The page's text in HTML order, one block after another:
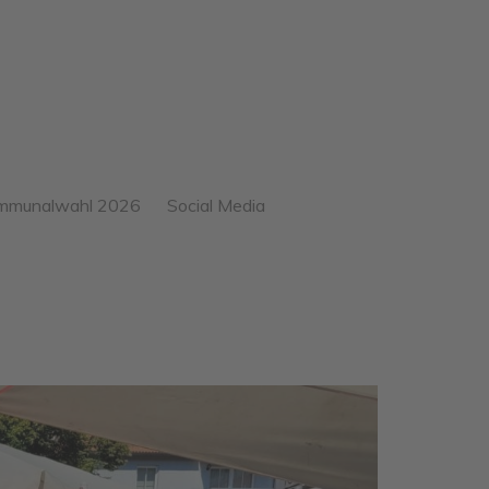
2026
Vita von Claudia O`Hara-
ersten 11 und Helmut
Plätze 13-40
Social Media